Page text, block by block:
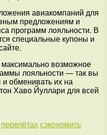
авиакомпаний для
предложениям и
программ лояльности. В
специальные купоны и
максимально возможное
лояльности — так вы
обменивать их на
Хаво Йуллари для всей
перелётах сэкономить